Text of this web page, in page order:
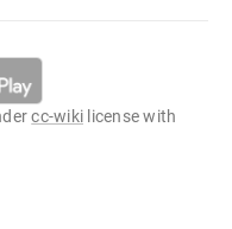
cc-wiki license with